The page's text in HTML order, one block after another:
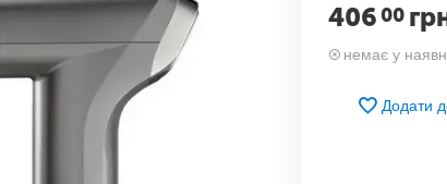
406 00
немає у
Додати